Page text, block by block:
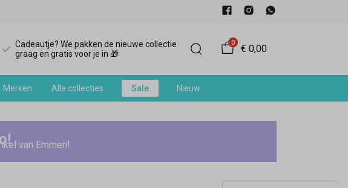
Cadeautje? We pakken de nieuwe collectie
graag en gratis voor je in 🎁
0
€ 0,00
Merken Alle collecties Sale Nieuw
van Emmen!